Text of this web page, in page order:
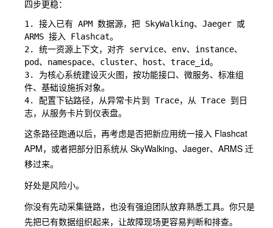
四步更稳：
1. 接入已有 APM 数据源，把 SkyWalking、Jaeger 或
ARMS 接入 Flashcat。
2. 统一资源上下文，对齐 service、env、instance、
pod、namespace、cluster、host、trace_id。
3. 为核心系统建设灭火图，按功能接口、微服务、标准组
件、基础设施拆对象。
4. 配置下钻路径，从异常卡片到 Trace，从 Trace 到日
这条路径跑通以后，再考虑是否把新应用统一接入 Flashcat
APM，或者把部分旧系统从 SkyWalking、Jaeger、ARMS 迁
移过来。
好处是风险小。
你没有先动采集链路，也没有强迫团队放弃熟悉工具。你只是
先把已有数据组织起来，让故障现场更容易判断和排查。